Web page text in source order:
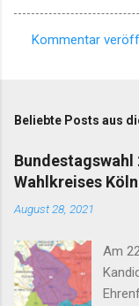
e
n
t
r
e
Kommentar
Beliebte Posts aus
Wahlkreises
August 28, 2021
Am